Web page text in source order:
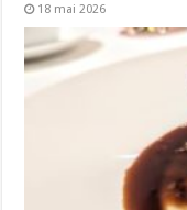
18 mai 2026